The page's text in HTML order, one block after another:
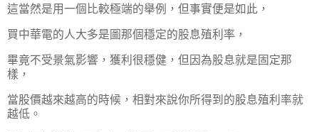
這當然是用一個比較極端的舉例，但事實便是如此，
買中華電的人大多是圖那個穩定的股息殖利率，
畢竟不受景氣影響，獲利很穩健，但因為股息就是固定那
樣，
當股價越來越高的時候，相對來說你所得到的股息殖利率就
越低。